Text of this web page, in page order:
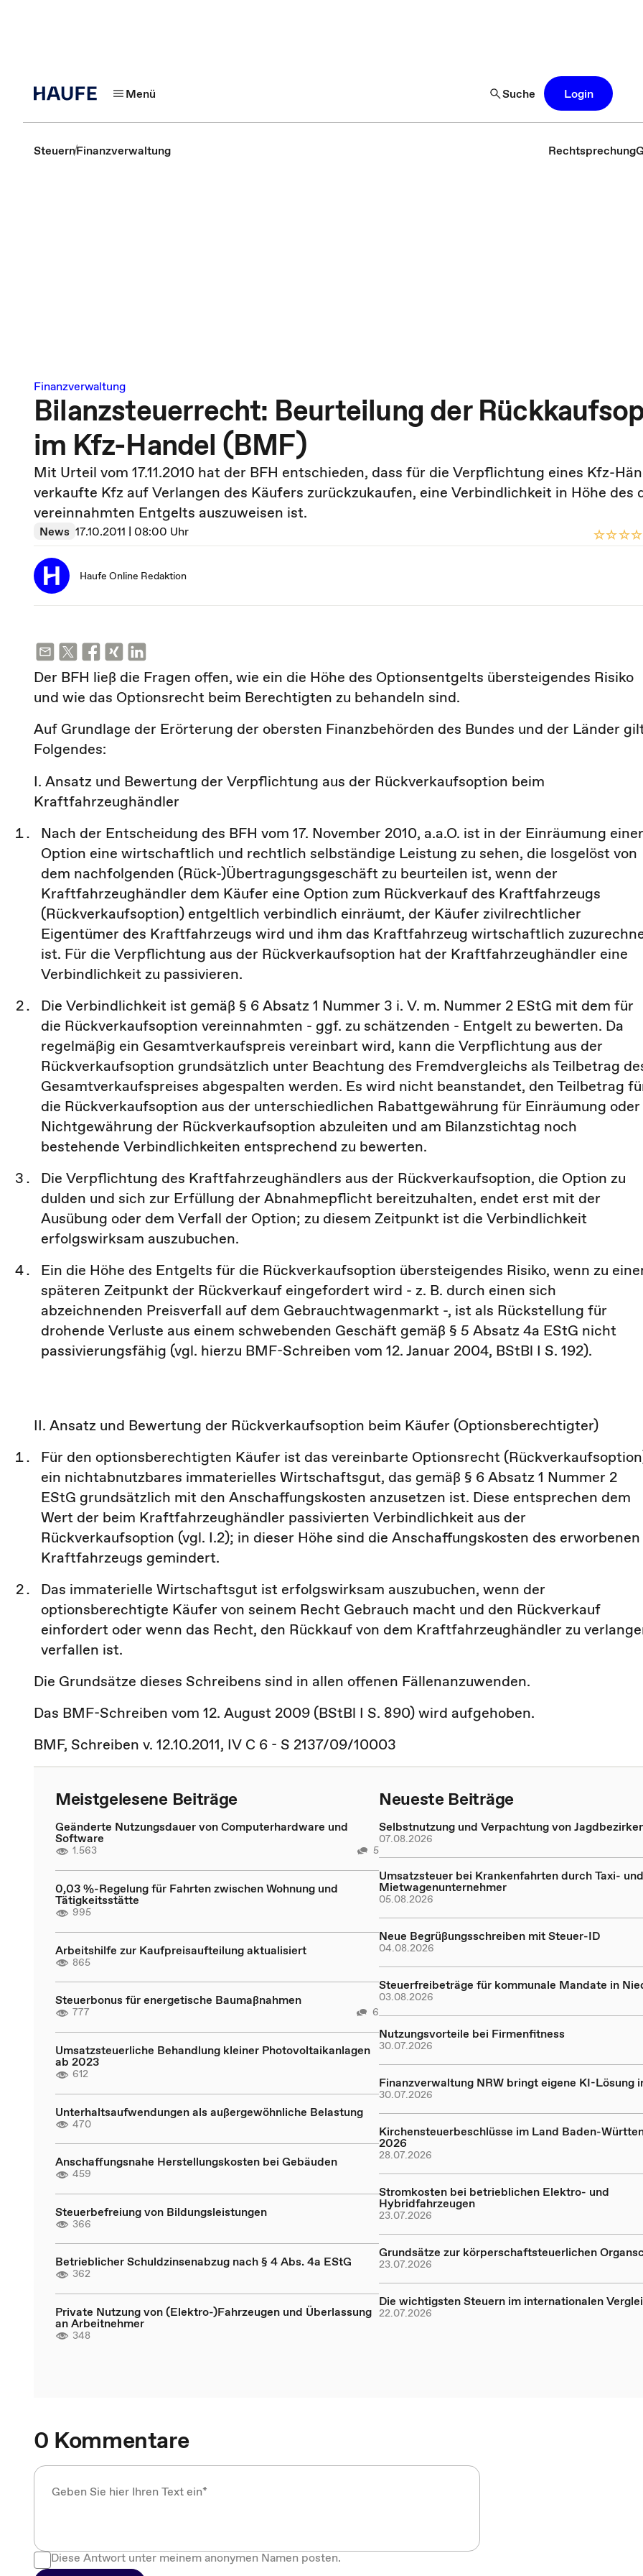
Menü Suche Login
SteuernFinanzverwaltung Rechtsprechung
Finanzverwaltung
Bilanzsteuerrecht: Beurteilung der
im Kfz-Handel (BMF)
Mit Urteil vom 17.11.2010 hat der BFH entschieden, dass für die Verpflichtung eines Kfz-
verkaufte Kfz auf Verlangen des Käufers zurückzukaufen, eine Verbindlichkeit in Höhe des
vereinnahmten Entgelts auszuweisen ist.
News 17.10.2011 | 08:00 Uhr
Haufe Online Redaktion
Der BFH ließ die Fragen offen, wie ein die Höhe des Optionsentgelts übersteigendes Risiko
und wie das Optionsrecht beim Berechtigten zu behandeln sind.
Auf Grundlage der Erörterung der obersten Finanzbehörden des Bundes und der Länder
Folgendes:
I. Ansatz und Bewertung der Verpflichtung aus der Rückverkaufsoption beim
Kraftfahrzeughändler
Nach der Entscheidung des BFH vom 17. November 2010, a.a.O. ist in der Einräumung einer
Option eine wirtschaftlich und rechtlich selbständige Leistung zu sehen, die losgelöst von
dem nachfolgenden (Rück-)Übertragungsgeschäft zu beurteilen ist, wenn der
Kraftfahrzeughändler dem Käufer eine Option zum Rückverkauf des Kraftfahrzeugs
(Rückverkaufsoption) entgeltlich verbindlich einräumt, der Käufer zivilrechtlicher
Eigentümer des Kraftfahrzeugs wird und ihm das Kraftfahrzeug wirtschaftlich
ist. Für die Verpflichtung aus der Rückverkaufsoption hat der Kraftfahrzeughändler eine
Verbindlichkeit zu passivieren.
Die Verbindlichkeit ist gemäß § 6 Absatz 1 Nummer 3 i. V. m. Nummer 2 EStG mit dem für
die Rückverkaufsoption vereinnahmten - ggf. zu schätzenden - Entgelt zu bewerten. Da
regelmäßig ein Gesamtverkaufspreis vereinbart wird, kann die Verpflichtung aus der
Rückverkaufsoption grundsätzlich unter Beachtung des Fremdvergleichs als Teilbetrag
Gesamtverkaufspreises abgespalten werden. Es wird nicht beanstandet, den Teilbetrag
die Rückverkaufsoption aus der unterschiedlichen Rabattgewährung für Einräumung oder
Nichtgewährung der Rückverkaufsoption abzuleiten und am Bilanzstichtag noch
bestehende Verbindlichkeiten entsprechend zu bewerten.
Die Verpflichtung des Kraftfahrzeughändlers aus der Rückverkaufsoption, die Option zu
dulden und sich zur Erfüllung der Abnahmepflicht bereitzuhalten, endet erst mit der
Ausübung oder dem Verfall der Option; zu diesem Zeitpunkt ist die Verbindlichkeit
erfolgswirksam auszubuchen.
Ein die Höhe des Entgelts für die Rückverkaufsoption übersteigendes Risiko, wenn zu
späteren Zeitpunkt der Rückverkauf eingefordert wird - z. B. durch einen sich
abzeichnenden Preisverfall auf dem Gebrauchtwagenmarkt -, ist als Rückstellung für
drohende Verluste aus einem schwebenden Geschäft gemäß § 5 Absatz 4a EStG nicht
passivierungsfähig (vgl. hierzu BMF-Schreiben vom 12. Januar 2004, BStBl I S. 192).
II. Ansatz und Bewertung der Rückverkaufsoption beim Käufer (Optionsberechtigter)
Für den optionsberechtigten Käufer ist das vereinbarte Optionsrecht
ein nichtabnutzbares immaterielles Wirtschaftsgut, das gemäß § 6 Absatz 1 Nummer 2
EStG grundsätzlich mit den Anschaffungskosten anzusetzen ist. Diese entsprechen dem
Wert der beim Kraftfahrzeughändler passivierten Verbindlichkeit aus der
Rückverkaufsoption (vgl. I.2); in dieser Höhe sind die Anschaffungskosten des erworbenen
Kraftfahrzeugs gemindert.
Das immaterielle Wirtschaftsgut ist erfolgswirksam auszubuchen, wenn der
optionsberechtigte Käufer von seinem Recht Gebrauch macht und den Rückverkauf
einfordert oder wenn das Recht, den Rückkauf von dem Kraftfahrzeughändler zu
verfallen ist.
Die Grundsätze dieses Schreibens sind in allen offenen Fällenanzuwenden.
Das BMF-Schreiben vom 12. August 2009 (BStBl I S. 890) wird aufgehoben.
BMF, Schreiben v. 12.10.2011, IV C 6 - S 2137/09/10003
Meistgelesene Beiträge
Geänderte Nutzungsdauer von Computerhardware und
Software
1.563 5
0,03 %-Regelung für Fahrten zwischen Wohnung und
Tätigkeitsstätte
995
Arbeitshilfe zur Kaufpreisaufteilung aktualisiert
865
Steuerbonus für energetische Baumaßnahmen
777 6
Umsatzsteuerliche Behandlung kleiner Photovoltaikanlagen
ab 2023
612
Unterhaltsaufwendungen als außergewöhnliche Belastung
470
Anschaffungsnahe Herstellungskosten bei Gebäuden
459
Steuerbefreiung von Bildungsleistungen
366
Betrieblicher Schuldzinsenabzug nach § 4 Abs. 4a EStG
362
Private Nutzung von (Elektro-)Fahrzeugen und Überlassung
an Arbeitnehmer
348
Neueste Beiträge
Selbstnutzung und Verpachtung von
07.08.2026
Umsatzsteuer bei Krankenfahrten durch Taxi- und
Mietwagenunternehmer
05.08.2026
Neue Begrüßungsschreiben mit Steuer-ID
04.08.2026
Steuerfreibeträge für kommunale Mandate in
03.08.2026
Nutzungsvorteile bei Firmenfitness
30.07.2026
Finanzverwaltung NRW bringt eigene KI-Lösung
30.07.2026
Kirchensteuerbeschlüsse im Land Baden-
2026
28.07.2026
Stromkosten bei betrieblichen Elektro- und
Hybridfahrzeugen
23.07.2026
Grundsätze zur körperschaftsteuerlichen
23.07.2026
Die wichtigsten Steuern im internationalen
22.07.2026
0 Kommentare
Diese Antwort unter meinem anonymen Namen posten.